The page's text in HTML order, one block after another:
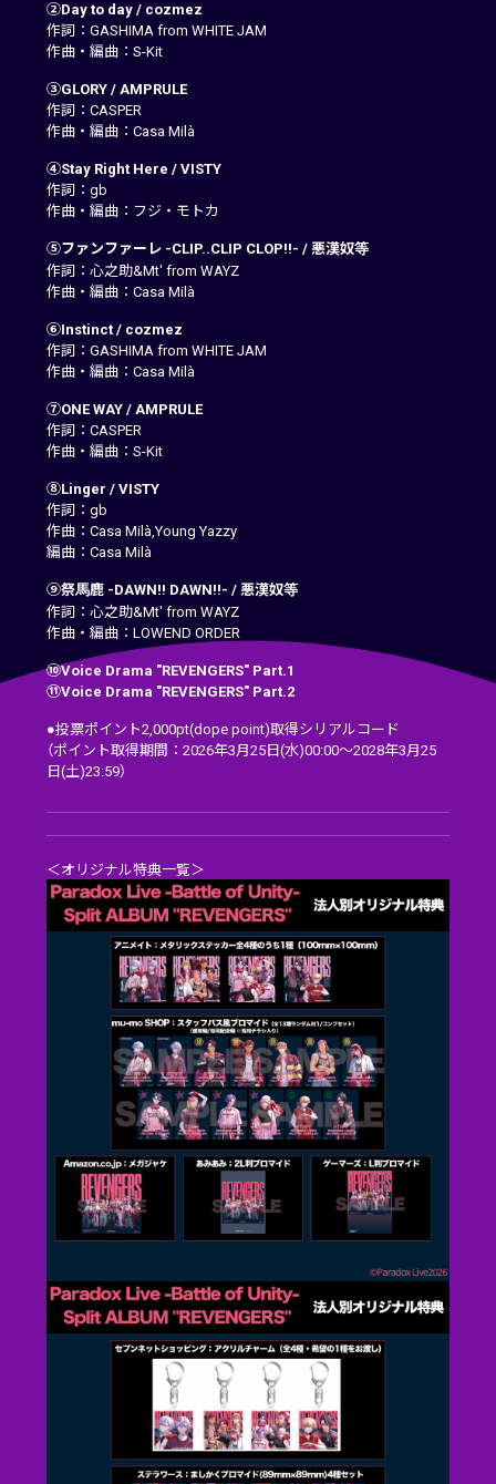
②Day to day / cozmez
作詞：GASHIMA from WHITE JAM
作曲・編曲：S-Kit
③GLORY / AMPRULE
作詞：CASPER
作曲・編曲：Casa Milà
④Stay Right Here / VISTY
作詞：gb
作曲・編曲：フジ・モトカ
⑤ファンファーレ -CLIP..CLIP CLOP!!- / 悪漢奴等
作詞：心之助&Mt' from WAYZ
作曲・編曲：Casa Milà
⑥Instinct / cozmez
作詞：GASHIMA from WHITE JAM
作曲・編曲：Casa Milà
⑦ONE WAY / AMPRULE
作詞：CASPER
作曲・編曲：S-Kit
⑧Linger / VISTY
作詞：gb
作曲：Casa Milà,Young Yazzy
編曲：Casa Milà
⑨祭馬鹿 -DAWN!! DAWN!!- / 悪漢奴等
作詞：心之助&Mt' from WAYZ
作曲・編曲：LOWEND ORDER
⑩Voice Drama "REVENGERS" Part.1
⑪Voice Drama "REVENGERS" Part.2
●投票ポイント2,000pt(dope point)取得シリアルコード
（ポイント取得期間：2026年3月25日(水)00:00～2028年3月25
日(土)23:59）
＜オリジナル特典一覧＞